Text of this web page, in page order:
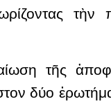
τὴν
τῆς
δύο